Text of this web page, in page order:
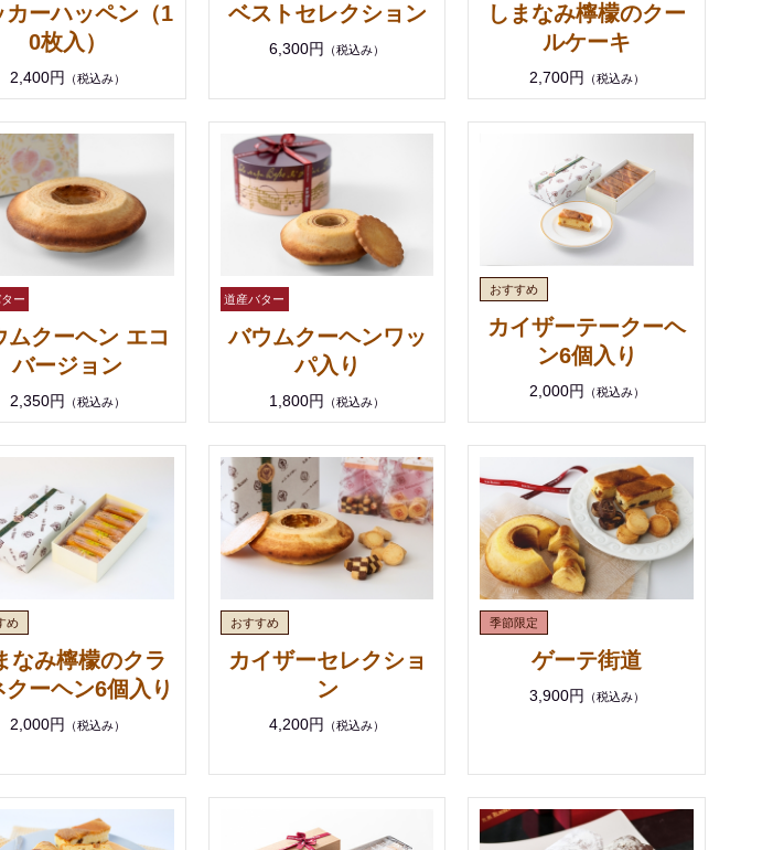
カーハッペン（1
0枚入）
2,400円 （税込み）
ベストセレクション
6,300円 （税込み）
しまなみ檸檬のクー
ルケーキ
2,700円 （税込み）
ムクーヘン エコ
バージョン
2,350円 （税込み）
バウムクーヘンワッ
パ入り
1,800円 （税込み）
カイザーテークーヘ
ン6個入り
2,000円 （税込み）
なみ檸檬のクラ
クーヘン6個入り
2,000円 （税込み）
カイザーセレクショ
ン
4,200円 （税込み）
ゲーテ街道
3,900円 （税込み）